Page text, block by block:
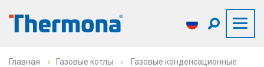
Главная Газовые котлы
Газовые конденсационные